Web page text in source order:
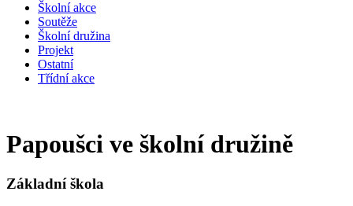
Školní akce
Soutěže
Školní družina
Projekt
Ostatní
Třídní akce
Papoušci ve školní družině
Základní škola